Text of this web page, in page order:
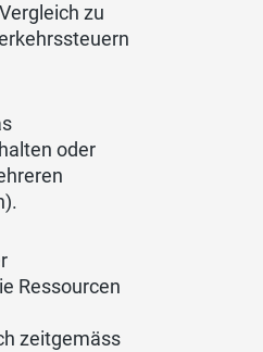
zu
oder
Ressourcen
zeitgemäss